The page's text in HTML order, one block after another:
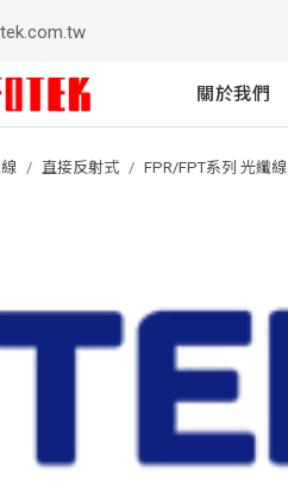
關於我們
直接反射式 FPR/FPT系列 光纖線